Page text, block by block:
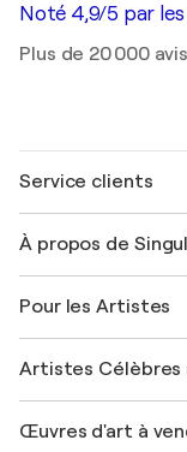
Noté 4,9/5 par
Plus de 20 000
Service clients
Expédition
Offrir une carte
Rejoignez notre
Mon compte
+33 1 76 44 06 42
À propos de
FAQ
Magazine Singulart
Emplois
Découvrez une
Pour les Artistes
Se connecter en
Artistes Célèbres
Marc Chagall
Œuvres d'art à